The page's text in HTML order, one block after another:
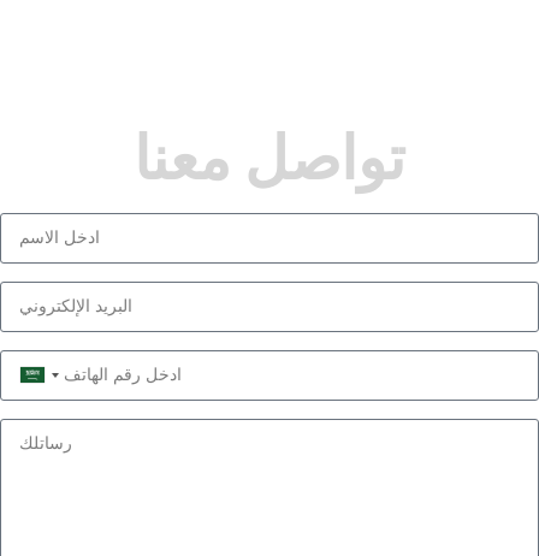
تواصل معنا
Saudi
Arabia
+966